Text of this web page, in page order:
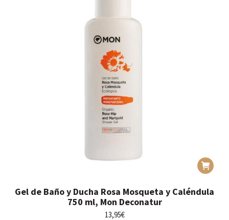
Gel de Baño y Ducha Rosa Mosqueta y Caléndula
750 ml, Mon Deconatur
13,95€